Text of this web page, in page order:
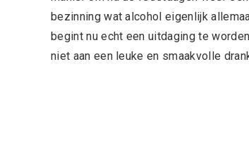
bezinning wat alcohol eigenlijk
begint nu echt een uitdaging te
niet aan een leuke en smaakvolle